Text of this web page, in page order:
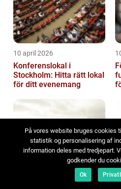
10 april 2026
Konferenslokal i
Stockholm: Hitta rätt lokal
för ditt evenemang
Flytspackling Stockholm
På vores website bruges cookies
statistik og personalisering af
information deles med tredjepart.
godkender du
Ok